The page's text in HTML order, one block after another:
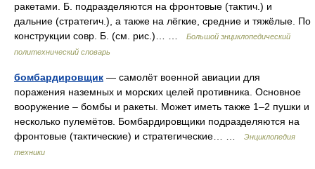
ракетами. Б. подразделяются на фронтовые (тактич.) и
дальние (стратегич.), а также на лёгкие, средние и тяжёлые. По
конструкции совр. Б. (см. рис.)… …
Большой энциклопедический
политехнический словарь
бомбардировщик — самолёт военной авиации для
поражения наземных и морских целей противника. Основное
вооружение – бомбы и ракеты. Может иметь также 1–2 пушки и
несколько пулемётов. Бомбардировщики подразделяются на
фронтовые (тактические) и стратегические… …
Энциклопедия
техники